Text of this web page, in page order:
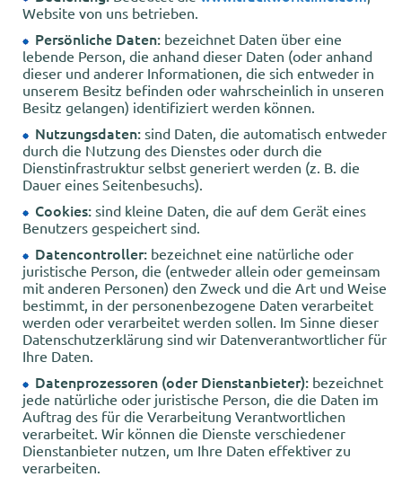
Website von uns betrieben.
Persönliche Daten: bezeichnet Daten über eine
lebende Person, die anhand dieser Daten (oder anhand
dieser und anderer Informationen, die sich entweder in
unserem Besitz befinden oder wahrscheinlich in unseren
Besitz gelangen) identifiziert werden können.
Nutzungsdaten: sind Daten, die automatisch entweder
durch die Nutzung des Dienstes oder durch die
Dienstinfrastruktur selbst generiert werden (z. B. die
Dauer eines Seitenbesuchs).
Cookies: sind kleine Daten, die auf dem Gerät eines
Benutzers gespeichert sind.
Datencontroller: bezeichnet eine natürliche oder
juristische Person, die (entweder allein oder gemeinsam
mit anderen Personen) den Zweck und die Art und Weise
bestimmt, in der personenbezogene Daten verarbeitet
werden oder verarbeitet werden sollen. Im Sinne dieser
Datenschutzerklärung sind wir Datenverantwortlicher für
Ihre Daten.
Datenprozessoren (oder Dienstanbieter): bezeichnet
jede natürliche oder juristische Person, die die Daten im
Auftrag des für die Verarbeitung Verantwortlichen
verarbeitet. Wir können die Dienste verschiedener
Dienstanbieter nutzen, um Ihre Daten effektiver zu
verarbeiten.